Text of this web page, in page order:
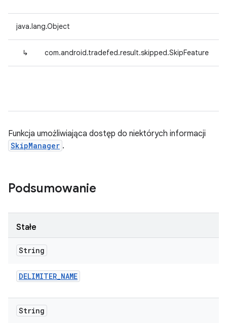
java.lang.Object
↳ com.android.tradefed.result.skipped.SkipFeature
Funkcja umożliwiająca dostęp do niektórych informacji
SkipManager .
Podsumowanie
Stałe
String
DELIMITER_NAME
String